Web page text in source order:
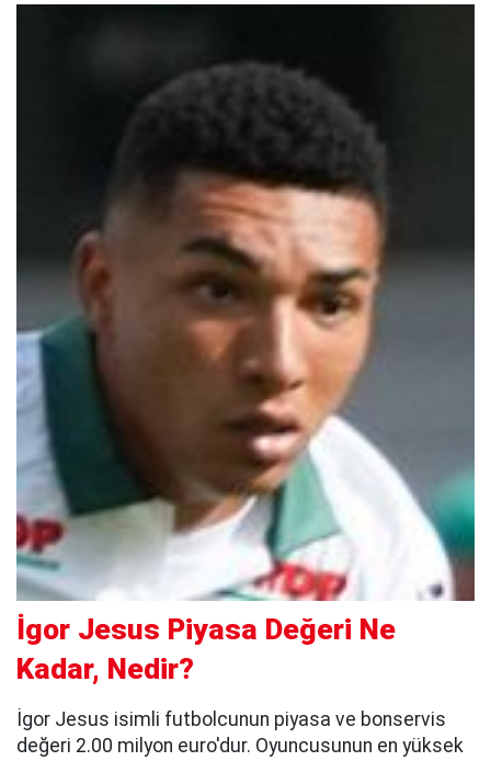
İgor Jesus Piyasa Değeri Ne
Kadar, Nedir?
İgor Jesus isimli futbolcunun piyasa ve bonservis
değeri 2.00 milyon euro'dur. Oyuncusunun en yüksek